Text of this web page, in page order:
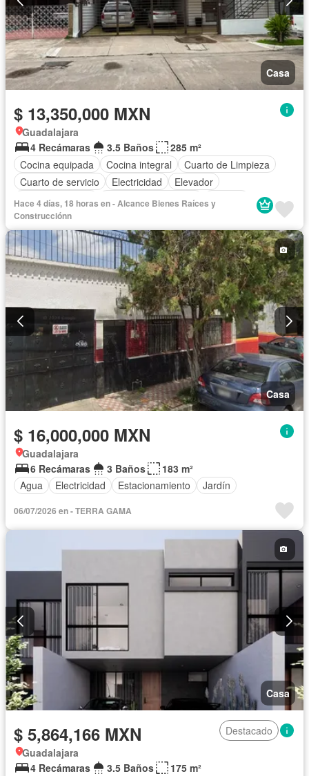
Casa
$ 13,350,000 MXN
Guadalajara
4 Recámaras
3.5 Baños
285 m²
Cocina equipada
Cocina integral
Cuarto de Limpieza
Cuarto de servicio
Electricidad
Elevador
Estacionamiento
Recámara con closet
Terraza
Sin amueblar
Hace 4 días, 18 horas en - Alcance Bienes Raí­ces y
Construcciónn
Casa
$ 16,000,000 MXN
Guadalajara
6 Recámaras
3 Baños
183 m²
Agua
Electricidad Estacionamiento Jardín
06/07/2026 en - TERRA GAMA
Casa
$ 5,864,166 MXN
Destacado
Guadalajara
4 Recámaras
3.5 Baños
175 m²